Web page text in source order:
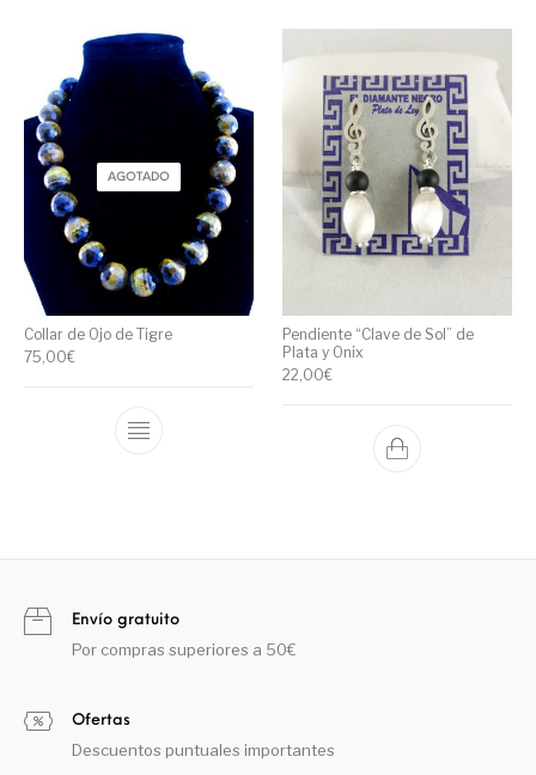
AGOTADO
Collar de Ojo de Tigre
75,00€
Pendiente “Clave de Sol” de
Plata y Onix
22,00€
Envío gratuito
Por compras superiores a 50€
Ofertas
Descuentos puntuales importantes